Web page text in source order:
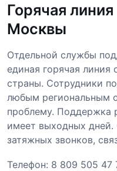
Горячая
Москвы
Отдельной службы
единая горячая линия
страны. Сотрудники
любым региональным
проблему. Поддержка
имеет выходных дней.
затяжных звонков,
Телефон: 8 809 505 47